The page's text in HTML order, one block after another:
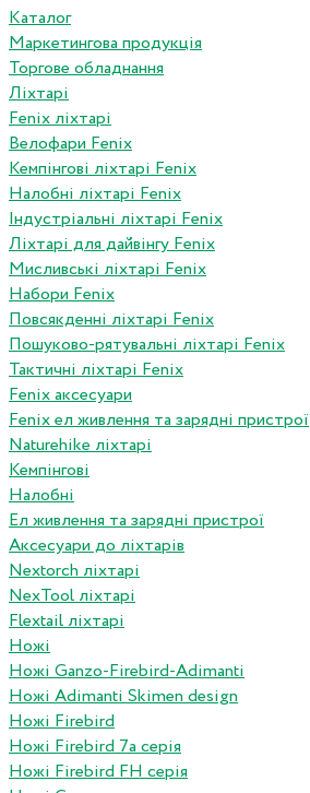
Каталог
Маркетингова продукція
Торгове обладнання
Ліхтарі
Fenix ліхтарі
Велофари Fenix
Кемпінгові ліхтарі Fenix
Налобні ліхтарі Fenix
Індустріальні ліхтарі Fenix
Ліхтарі для дайвінгу Fenix
Мисливські ліхтарі Fenix
Набори Fenix
Повсякденні ліхтарі Fenix
Пошуково-рятувальні ліхтарі Fenix
Тактичні ліхтарі Fenix
Fenix аксесуари
Fenix ел живлення та зарядні пристрої
Naturehike ліхтарі
Кемпінгові
Налобні
Ел живлення та зарядні пристрої
Аксесуари до ліхтарів
Nextorch ліхтарі
NexTool ліхтарі
Flextail ліхтарі
Ножі
Ножі Ganzo-Firebird-Adimanti
Ножі Adimanti Skimen design
Ножі Firebird
Ножі Firebird 7а серія
Ножі Firebird FH серія